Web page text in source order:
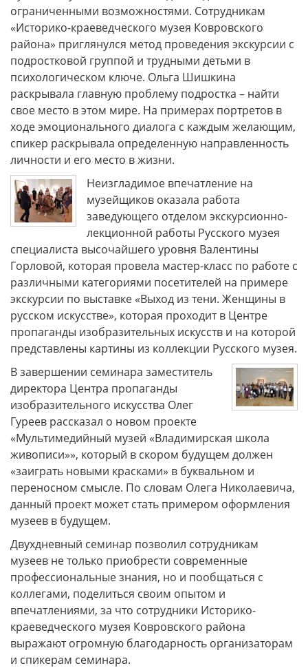
ограниченными возможностями. Сотрудникам
«Историко-краеведческого музея Ковровского
района» приглянулся метод проведения экскурсии с
подростковой группой и трудными детьми в
психологическом ключе. Ольга Шишкина
раскрывала главную проблему подростка – найти
свое место в этом мире. На примерах портретов в
ходе эмоционального диалога с каждым желающим,
спикер раскрывала определенную направленность
личности и его место в жизни.
Неизгладимое впечатление на
музейщиков оказала работа
заведующего отделом экскурсионно-
лекционной работы Русского музея
специалиста высочайшего уровня Валентины
Горловой, которая провела мастер-класс по работе с
различными категориями посетителей на примере
экскурсии по выставке «Выход из тени. Женщины в
русском искусстве», которая проходит в Центре
пропаганды изобразительных искусств и на которой
представлены картины из коллекции Русского музея.
В завершении семинара заместитель
директора Центра пропаганды
изобразительного искусства Олег
Гуреев рассказал о новом проекте
«Мультимедийный музей «Владимирская школа
живописи»», который в скором будущем должен
«заиграть новыми красками» в буквальном и
переносном смысле. По словам Олега Николаевича,
данный проект может стать примером оформления
музеев в будущем.
Двухдневный семинар позволил сотрудникам
музеев не только приобрести современные
профессиональные знания, но и пообщаться с
коллегами, поделиться своим опытом и
впечатлениями, за что сотрудники Историко-
краеведческого музея Ковровского района
выражают огромную благодарность организаторам
и спикерам семинара.